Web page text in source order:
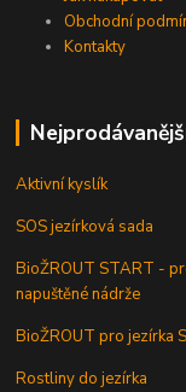
Obchodní
Kontakty
Aktivní kyslík
SOS jezírková sada
BioŽROUT START -
napuštěné nádrže
BioŽROUT pro jezírka
Rostliny do jezírka